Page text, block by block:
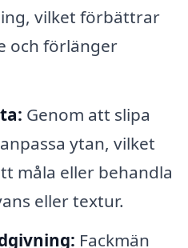
vilket förbättrar
och förlänger
Genom att slipa
ytan, vilket
måla eller behandla
eller textur.
Fackmän